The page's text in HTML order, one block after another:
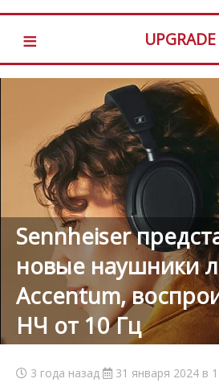
≡ UPGRADE
Sennheiser
новые наушники
Accentum,
НЧ от 10 Гц
3 года назад 31 января 2024 в